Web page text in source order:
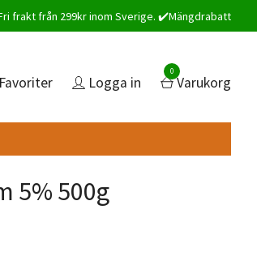
frakt från 299kr inom Sverige. ✔️Mängdrabatt
Favoriter Logga in
0
Varukorg
5% 500g